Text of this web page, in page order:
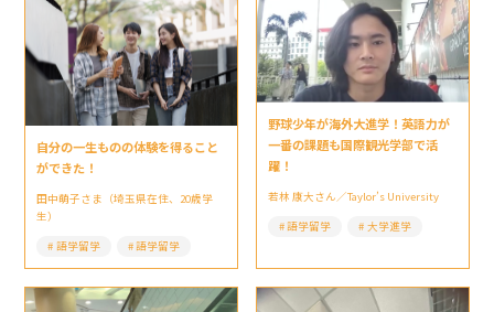
自分の一生ものの体験を得ること
ができた！
田中萌子さま（埼玉県在住、20歳学
生）
語学留学
語学留学
野球少年が海外大進学！英語力が
一番の課題も国際観光学部で活
躍！
若林 康大さん／Taylor’s University
語学留学
大学進学